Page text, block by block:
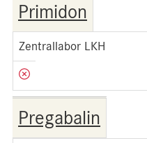
Primidon
Zentrallabor LKH
Pregabalin